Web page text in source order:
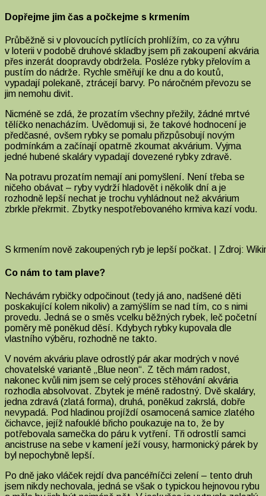
Dopřejme jim čas a počkejme s krmením
Průběžně si v plovoucích pytlících prohlížím, co za výhru
v loterii v podobě druhové skladby jsem při zakoupení akvária
přes inzerát doopravdy obdržela. Posléze rybky přelovím a
pustím do nádrže. Rychle směřují ke dnu a do koutů,
vypadají polekaně, ztrácejí barvy. Po náročném převozu se
jim nemohu divit.
Nicméně se zdá, že prozatím všechny přežily, žádné mrtvé
tělíčko nenacházím. Uvědomuji si, že takové hodnocení je
předčasné, ovšem rybky se pomalu přizpůsobují novým
podmínkám a začínají opatrně zkoumat akvárium. Vyjma
jedné hubené skaláry vypadají dovezené rybky zdravě.
Na potravu prozatím nemají ani pomyšlení. Není třeba se
ničeho obávat – ryby vydrží hladovět i několik dní a je
rozhodně lepší nechat je trochu vyhládnout než akvárium
zbrkle překrmit. Zbytky nespotřebovaného krmiva kazí vodu.
S krmením nově zakoupených ryb je lepší počkat. | Zdroj:
Co nám to tam plave?
Nechávám rybičky odpočinout (tedy já ano, nadšené děti
poskakující kolem nikoliv) a zamýšlím se nad tím, co s nimi
provedu. Jedná se o směs vcelku běžných rybek, leč početní
poměry mě poněkud děsí. Kdybych rybky kupovala dle
vlastního výběru, rozhodně ne takto.
V novém akváriu plave odrostlý pár akar modrých v nové
chovatelské variantě „Blue neon“. Z těch mám radost,
nakonec kvůli nim jsem se celý proces stěhování akvária
rozhodla absolvovat. Zbytek je méně radostný. Dvě skaláry,
jedna zdravá (zlatá forma), druhá, poněkud zakrslá, dobře
nevypadá. Pod hladinou projíždí osamocená samice zlatého
čichavce, jejíž nafouklé břicho poukazuje na to, že by
potřebovala samečka do páru k vytření. Tři odrostlí samci
ancistruse na sebe v kamení ježí vousy, harmonický párek by
byl nepochybně lepší.
Po dně jako vláček rejdí dva pancéřníčci zelení – tento druh
jsem nikdy nechovala, jedná se však o typickou hejnovou rybu